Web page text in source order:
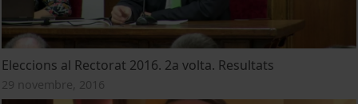
Eleccions al Rectorat 2016. 2a volta. Resultats
29 novembre, 2016